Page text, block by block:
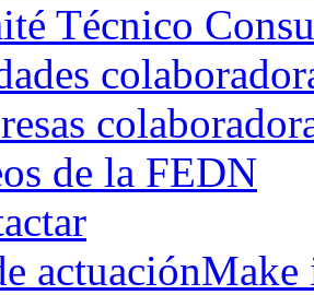
Técnico
de la FEDN
actuación